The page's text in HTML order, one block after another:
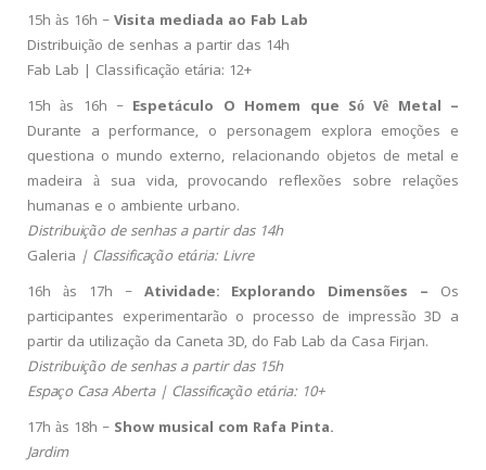
15h às 16h –Visita mediada ao Fab Lab
Distribuição de senhas a partir das 14h
Fab Lab | Classificação etária: 12+
15h às 16h – Espetáculo O Homem que Só Vê Metal –
Durante a performance, o personagem explora emoções e
questiona o mundo externo, relacionando objetos de metal e
madeira à sua vida, provocando reflexões sobre relações
humanas e o ambiente urbano.
Distribuição de senhas a partir das 14h
Galeria | Classificação etária: Livre
16h às 17h – Atividade: Explorando Dimensões – Os
participantes experimentarão o processo de impressão 3D a
partir da utilização da Caneta 3D, do Fab Lab da Casa Firjan.
Distribuição de senhas a partir das 15h
Espaço Casa Aberta | Classificação etária: 10+
17h às 18h – Show musical com Rafa Pinta.
Jardim